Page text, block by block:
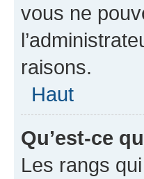
vous ne
raisons.
Haut
Qu’est-ce
Les rangs